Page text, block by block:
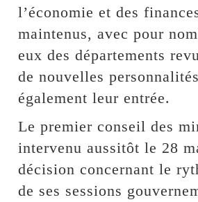
l’économie et des
maintenus, avec pour
eux des départements
de nouvelles
également leur entrée.
Le premier conseil des
intervenu aussitôt le 28
décision concernant le
de ses sessions